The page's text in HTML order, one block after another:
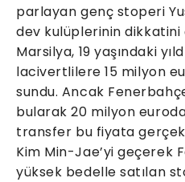
parlayan genç stoperi
dev kulüplerinin dikkatini
Marsilya, 19 yaşındaki
lacivertlilere 15 milyon
sundu. Ancak
bularak 20 milyon
transfer bu fiyata
Kim Min-Jae’yi geçerek
yüksek bedelle satılan